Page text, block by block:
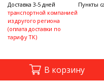
В корзину
Доставка 3-5 дней
транспортной компанией
из другого региона
(оплата доставки по
тарифу ТК)
Пункты